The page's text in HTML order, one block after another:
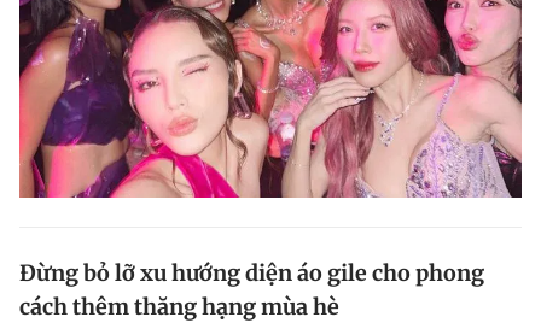
Đừng bỏ lỡ xu hướng diện áo gile cho phong
cách thêm thăng hạng mùa hè